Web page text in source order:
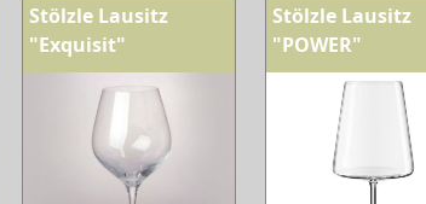
Stölzle Lausitz
"Exquisit"
Stölzle Lausitz
"POWER"